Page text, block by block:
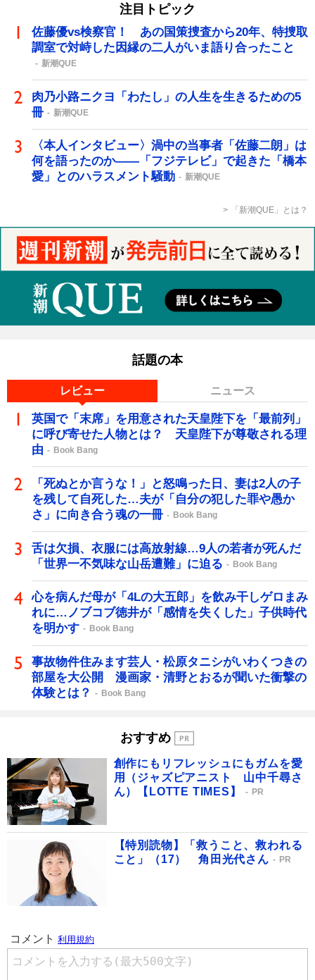
注目トピック
佐藤優vs検察官！ あの国策捜査から20年、特捜取
調室で対峙した因縁の二人がいま語り合ったこと
新潮QUE
肉乃小路ニクヨ「わたし」の人生を生きるための5
冊
新潮QUE
〈本人インタビュー〉渦中の当事者「佐藤二朗」は
何を語ったのか――「フジテレビ」で起きた「橋本
愛」とのハラスメント騒動
新潮QUE
「新潮QUE」とは？
話題の本
レビュー ニュース
英国で「末席」を用意された天皇陛下を「最前列」
に呼び寄せた人物とは？ 天皇陛下が尊敬される理
由
Book Bang
「死ぬとか言うな！」と怒鳴った日、妻は2人の子
を残して自死した…夫が「自分の犯した罪や愚か
さ」に向き合う魂の一冊
Book Bang
舌は欠損、衣服には高放射線…9人の若者が死んだ
「世界一不気味な山岳遭難」に迫る
Book Bang
心を病んだ母が「4Lの大五郎」を飲み干しゲロまみ
れに…ノブコブ徳井が「感情を失くした」子供時代
を明かす
Book Bang
事故物件住みます芸人・松原タニシがいわくつきの
部屋を大公開 漫画家・清野とおるが聞いた衝撃の
体験とは？
Book Bang
おすすめ
創作にもリフレッシュにもガムを愛
用（ジャズピアニスト 山中千尋さ
ん）【LOTTE TIMES】
PR
【特別読物】「救うこと、救われる
こと」（17） 角田光代さん
PR